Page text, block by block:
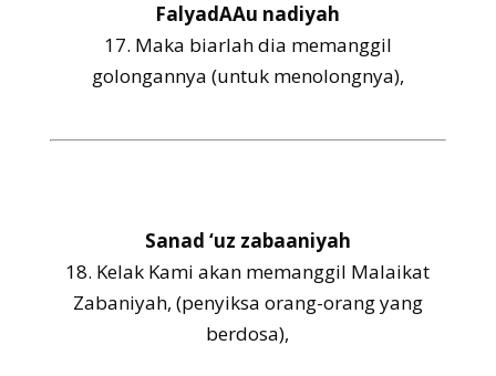
FalyadAAu nadiyah
17. Maka biarlah dia memanggil
golongannya (untuk menolongnya),
Sanad ‘uz zabaaniyah
18. Kelak Kami akan memanggil Malaikat
Zabaniyah, (penyiksa orang-orang yang
berdosa),